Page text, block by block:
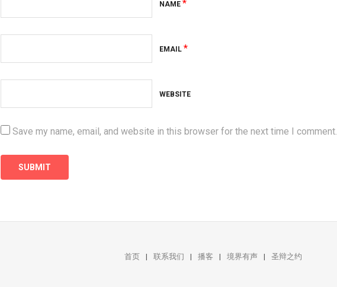
NAME*
EMAIL*
WEBSITE
Save my name, email, and website in this browser for the next time I comment.
首页 联系我们 播客 境界有声 圣辩之约